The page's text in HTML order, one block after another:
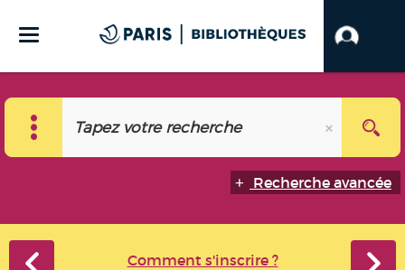
Recherche avancée
Comment s'inscrire ?